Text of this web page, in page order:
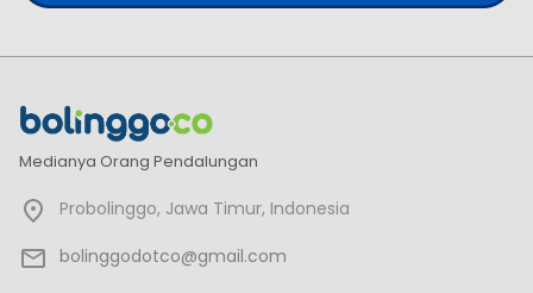
Medianya Orang Pendalungan
Probolinggo, Jawa Timur, Indonesia
bolinggodotco@gmail.com